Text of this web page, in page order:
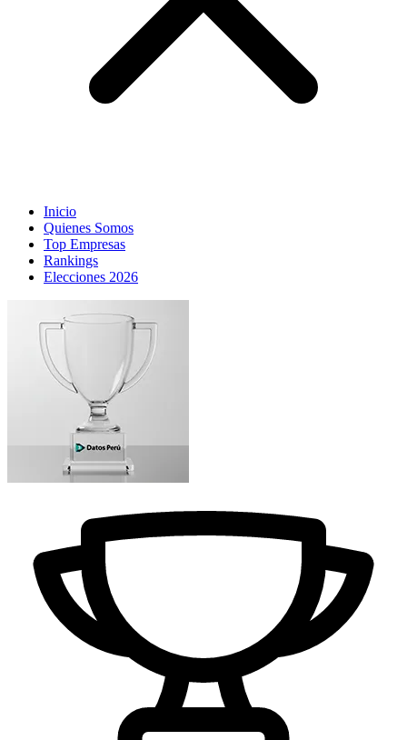
Inicio
Quienes Somos
Top Empresas
Rankings
Elecciones 2026